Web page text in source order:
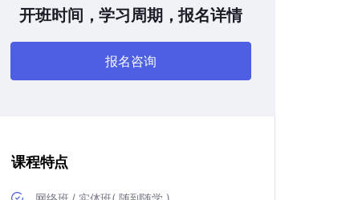
开班时间，学习周期，报名详情
报名咨询
课程特点